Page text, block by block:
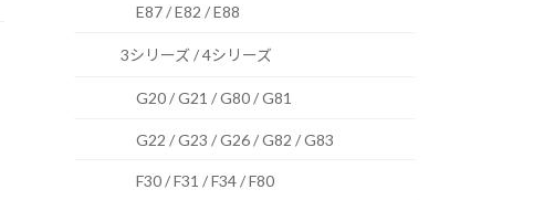
E87 / E82 / E88
3シリーズ / 4シリーズ
G20 / G21 / G80 / G81
G22 / G23 / G26 / G82 / G83
F30 / F31 / F34 / F80